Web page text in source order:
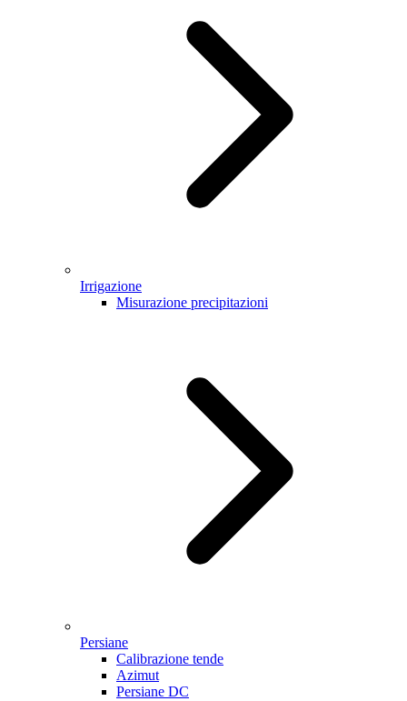
Irrigazione
Misurazione precipitazioni
Persiane
Calibrazione tende
Azimut
Persiane DC